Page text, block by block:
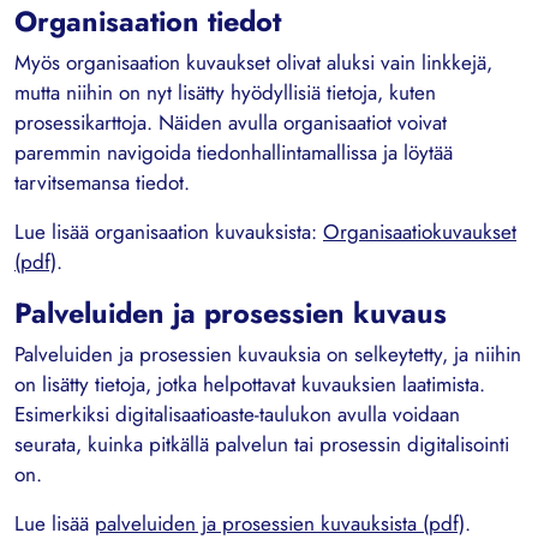
Organisaation tiedot
Myös organisaation kuvaukset olivat aluksi vain linkkejä,
mutta niihin on nyt lisätty hyödyllisiä tietoja, kuten
prosessikarttoja. Näiden avulla organisaatiot voivat
paremmin navigoida tiedonhallintamallissa ja löytää
tarvitsemansa tiedot.
Lue lisää organisaation kuvauksista: Organisaatiokuvaukset
(pdf).
Palveluiden ja prosessien kuvaus
Palveluiden ja prosessien kuvauksia on selkeytetty, ja niihin
on lisätty tietoja, jotka helpottavat kuvauksien laatimista.
Esimerkiksi digitalisaatioaste-taulukon avulla voidaan
seurata, kuinka pitkällä palvelun tai prosessin digitalisointi
on.
Lue lisää palveluiden ja prosessien kuvauksista (pdf).